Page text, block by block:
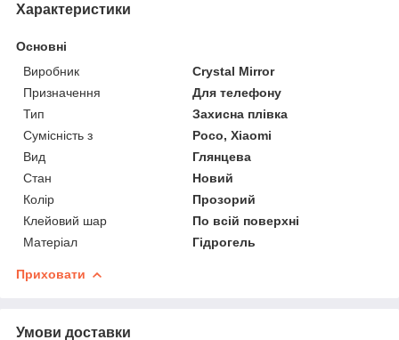
Характеристики
Основні
Виробник
Crystal Mirror
Призначення
Для телефону
Тип
Захисна плівка
Сумісність з
Poco, Xiaomi
Вид
Глянцева
Стан
Новий
Колір
Прозорий
Клейовий шар
По всій поверхні
Матеріал
Гідрогель
Приховати
Умови доставки